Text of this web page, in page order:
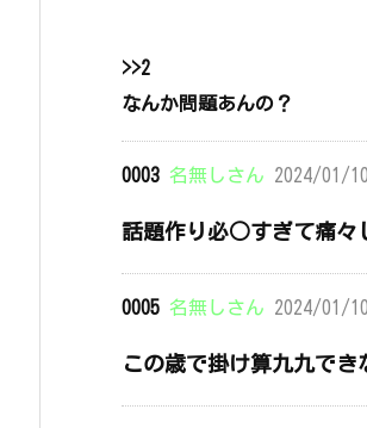
>>2
なんか問題あんの？
0003 名無しさん 2024/01/
話題作り必○すぎて痛々
0005 名無しさん 2024/01/
この歳で掛け算九九で